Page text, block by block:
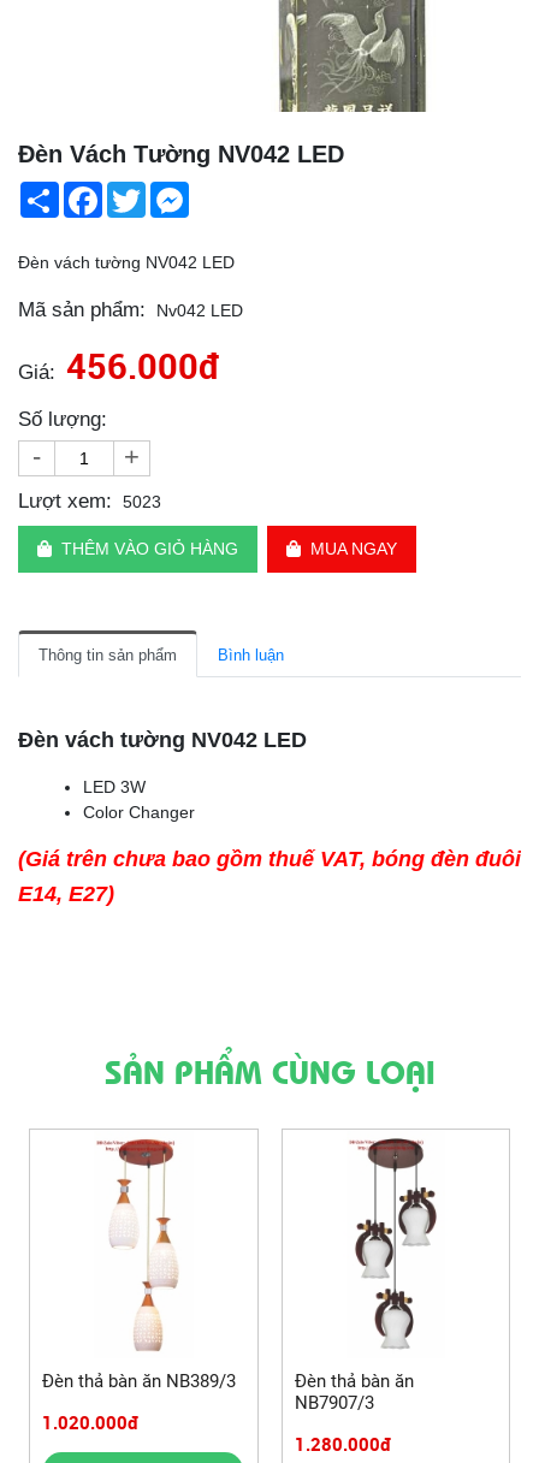
Đèn Vách Tường NV042 LED
Share Facebook
Twitter
Đèn vách tường NV042 LED
Mã sản phẩm: Nv042 LED
Giá: 456.000đ
Số lượng:
- +
Lượt xem: 5023
THÊM VÀO GIỎ HÀNG MUA NGAY
Thông tin sản phẩm Bình luận
Đèn vách tường NV042 LED
LED 3W
Color Changer
(Giá trên chưa bao gồm thuế VAT, bóng đèn đuôi
E14, E27)
SẢN PHẨM CÙNG LOẠI
Đèn thả bàn ăn NB389/3
1.020.000đ
Đèn thả bàn ăn
NB7907/3
1.280.000đ